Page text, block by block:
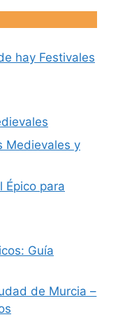
hay Festivales
Medievales y
Épico para
Guía
de Murcia –